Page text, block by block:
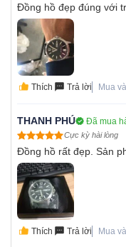
Đồng hồ đẹp đúng với
Thích Trả lời Mua
THANH PHÚ Đã mua
Cực kỳ hài lòng
Đồng hồ rất đẹp. Sản
Thích Trả lời Mua